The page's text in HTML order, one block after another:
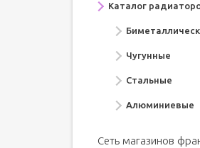
Каталог
Чугунные
Стальные
Алюминиевые
Сеть магазинов